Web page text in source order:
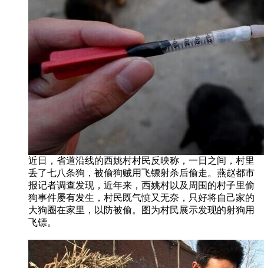
近日，省道沿线的西姚村村民反映称，一日之间，村里
丢了七八条狗，被偷狗贼用飞镖射杀后偷走。燕赵都市
报记者调查发现，近年来，西姚村以及周围的村子里偷
狗事件屡有发生，村民既气愤又无奈，只好将自己家的
大狗圈在家里，以防被偷。图为村民展示发现的射狗用
飞镖。